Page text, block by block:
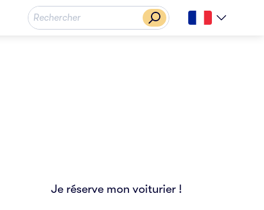
Je réserve mon voiturier !